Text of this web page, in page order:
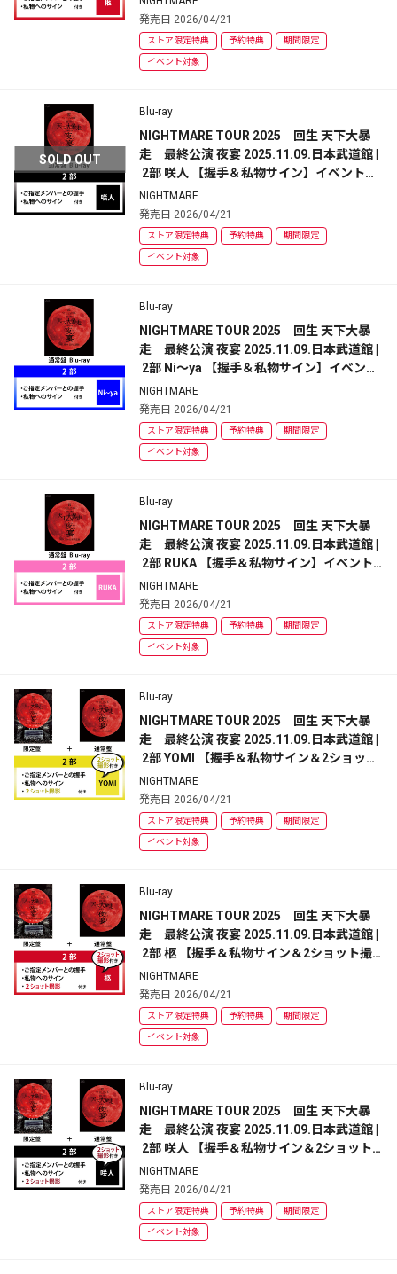
発売日 2026/04/21
ストア限定特典 予約特典 期間限定
イベント対象
SOLD OUT
Blu-ray
NIGHTMARE TOUR 2025　回生 天下大暴
走　最終公演 夜宴 2025.11.09.日本武道館 |
2部 咲人 【握手＆私物サイン】イベント参
加券付 | 通常盤
NIGHTMARE
発売日 2026/04/21
ストア限定特典 予約特典 期間限定
イベント対象
Blu-ray
NIGHTMARE TOUR 2025　回生 天下大暴
走　最終公演 夜宴 2025.11.09.日本武道館 |
2部 Ni～ya 【握手＆私物サイン】イベント
参加券付 | 通常盤
NIGHTMARE
発売日 2026/04/21
ストア限定特典 予約特典 期間限定
イベント対象
Blu-ray
NIGHTMARE TOUR 2025　回生 天下大暴
走　最終公演 夜宴 2025.11.09.日本武道館 |
2部 RUKA 【握手＆私物サイン】イベント
参加券付 | 通常盤
NIGHTMARE
発売日 2026/04/21
ストア限定特典 予約特典 期間限定
イベント対象
Blu-ray
NIGHTMARE TOUR 2025　回生 天下大暴
走　最終公演 夜宴 2025.11.09.日本武道館 |
2部 YOMI 【握手＆私物サイン＆2ショット
撮影】イベント参加券付 | 初回限定盤+通常
盤
NIGHTMARE
発売日 2026/04/21
ストア限定特典 予約特典 期間限定
イベント対象
Blu-ray
NIGHTMARE TOUR 2025　回生 天下大暴
走　最終公演 夜宴 2025.11.09.日本武道館 |
2部 柩 【握手＆私物サイン＆2ショット撮
影】イベント参加券付 | 初回限定盤+通常盤
NIGHTMARE
発売日 2026/04/21
ストア限定特典 予約特典 期間限定
イベント対象
Blu-ray
NIGHTMARE TOUR 2025　回生 天下大暴
走　最終公演 夜宴 2025.11.09.日本武道館 |
2部 咲人 【握手＆私物サイン＆2ショット
撮影】イベント参加券付 | 初回限定盤+通常
盤
NIGHTMARE
発売日 2026/04/21
ストア限定特典 予約特典 期間限定
イベント対象